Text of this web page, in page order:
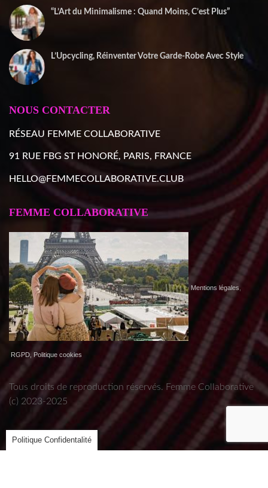
“L’Art du Minimalisme : Quand Moins, C’est Plus”
L’Upcycling, Réinventer Votre Garde-Robe Avec Style
NOUS CONTACTER
RÉSEAU FEMME COLLABORATIVE
91 RUE FBG ST HONORÉ, PARIS, FRANCE
HELLO@FEMMECOLLABORATIVE.CLUB
FEMME COLLABORATIVE
Mentions légales,
RGPD, Politique cookies
Tous droits de reproduction réservés. Femme Collaborative
(c) 2023-2025
Politique Confidentalité